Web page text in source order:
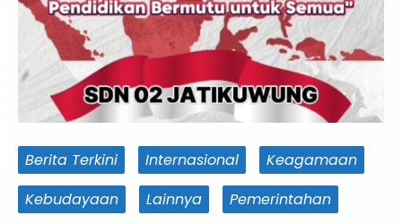
Berita Terkini Internasional
Keagamaan
Kebudayaan
Lainnya
Pemerintahan